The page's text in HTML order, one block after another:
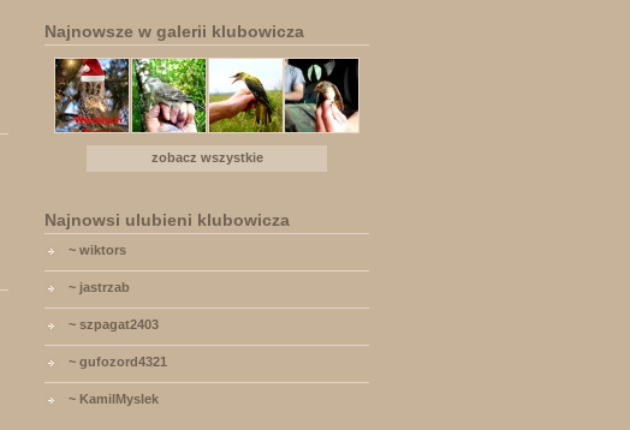
Najnowsze w galerii klubowicza
zobacz wszystkie
Najnowsi ulubieni klubowicza
~ wiktors
~ jastrzab
~ szpagat2403
~ gufozord4321
~ KamilMyslek